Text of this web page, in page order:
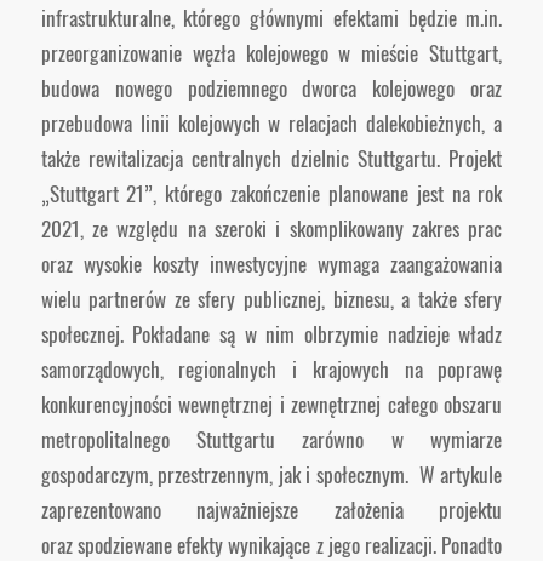
infrastrukturalne, którego głównymi efektami będzie m.in.
przeorganizowanie węzła kolejowego w mieście Stuttgart,
budowa nowego podziemnego dworca kolejowego oraz
przebudowa linii kolejowych w relacjach dalekobieżnych, a
także rewitalizacja centralnych dzielnic Stuttgartu. Projekt
„Stuttgart 21”, którego zakończenie planowane jest na rok
2021, ze względu na szeroki i skomplikowany zakres prac
oraz wysokie koszty inwestycyjne wymaga zaangażowania
wielu partnerów ze sfery publicznej, biznesu, a także sfery
społecznej. Pokładane są w nim olbrzymie nadzieje władz
samorządowych, regionalnych i krajowych na poprawę
konkurencyjności wewnętrznej i zewnętrznej całego obszaru
metropolitalnego Stuttgartu zarówno w wymiarze
gospodarczym, przestrzennym, jak i społecznym. W artykule
zaprezentowano najważniejsze założenia projektu
oraz spodziewane efekty wynikające z jego realizacji. Ponadto